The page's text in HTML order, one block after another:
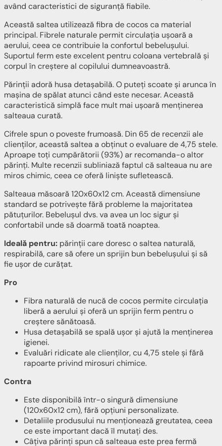
având caracteristici de siguranță fiabile.
Această saltea utilizează fibra de cocos ca material
principal. Fibrele naturale permit circulația ușoară a
aerului, ceea ce contribuie la confortul bebelușului.
Suportul ferm este excelent pentru coloana vertebrală și
corpul în creștere al copilului dumneavoastră.
Părinții adoră husa detașabilă. O puteți scoate și arunca în
mașina de spălat atunci când este necesar. Această
caracteristică simplă face mult mai ușoară menținerea
salteaua curată.
Cifrele spun o poveste frumoasă. Din 65 de recenzii ale
clienților, această saltea a obținut o evaluare de 4,75 stele.
Aproape toți cumpărătorii (93%) ar recomanda-o altor
părinți. Multe recenzii subliniază faptul că salteaua nu are
miros chimic, ceea ce oferă liniște sufletească.
Salteaua măsoară 120x60x12 cm. Această dimensiune
standard se potrivește fără probleme la majoritatea
pătuțurilor. Bebelușul dvs. va avea un loc sigur și
confortabil unde să doarmă toată noaptea.
Ideală pentru: părinții care doresc o saltea naturală,
respirabilă, care să ofere un sprijin bun bebelușului și să
fie ușor de curățat.
Pro
Fibra naturală de nucă de cocos permite circulația
liberă a aerului și oferă un sprijin ferm pentru o
creștere sănătoasă.
Husa detașabilă se spală ușor și ajută la menținerea
igienei.
Evaluări ridicate ale clienților, cu 4,75 stele și fără
rapoarte privind mirosuri chimice.
Contra
Este disponibilă într-o singură dimensiune
(120x60x12 cm), fără opțiuni personalizate.
Detaliile produsului nu menționează greutatea, ceea
ce este important dacă îl mutați des.
Câțiva părinți spun că salteaua este prea fermă